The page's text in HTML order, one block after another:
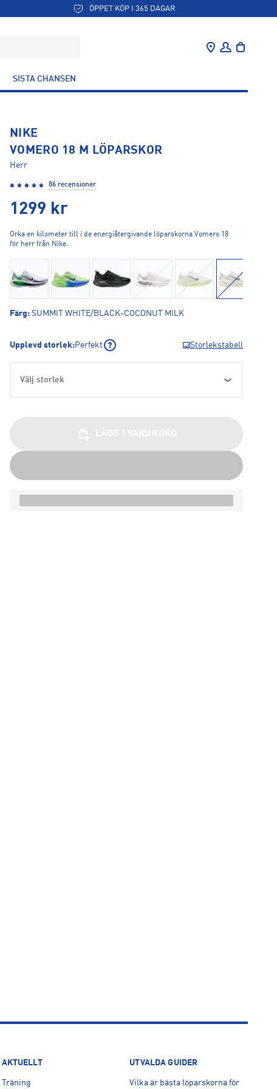
ÖPPET KÖP I 365 DAGAR
SISTA CHANSEN
NIKE
VOMERO 18 M LÖPARSKOR
Herr
86 recensioner
1299 kr
Orka en kilometer till i de energiåtergivande löparskorna Vomero 18
för herr från Nike.
Färg: SUMMIT WHITE/BLACK-COCONUT MILK
Upplevd storlek:Perfekt Storlekstabell
Välj storlek
AKTUELLT
Träning
UTVALDA GUIDER
Vilka är bästa löparskorna för